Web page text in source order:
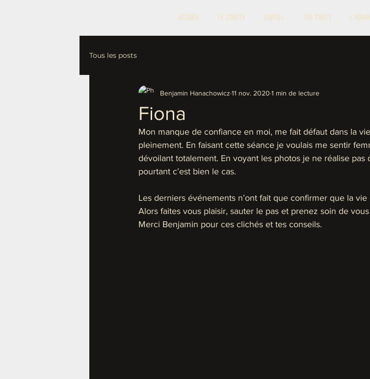
ACCUEIL LE COUPLE LGBTQ+ TEA PARTY
Tous les posts
Fiona
Benjamin Hanachowicz 11 nov. 2020 1 min de lecture
Mon manque de confiance en moi, me fait défaut dans la
pleinement. En faisant cette séance je voulais me sentir
dévoilant totalement. En voyant les photos je ne réalise pas
pourtant c’est bien le cas.
Les derniers événements n’ont fait que confirmer que la
Alors faites vous plaisir, sauter le pas et prenez soin de vous
Merci Benjamin pour ces clichés et tes conseils.